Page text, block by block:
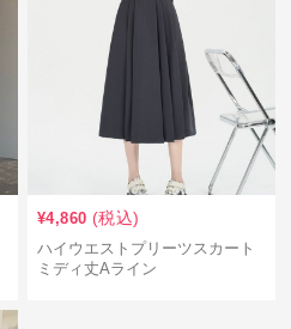
¥4,860 (税込)
ハイウエストプリーツスカート
ミディ丈Aライン